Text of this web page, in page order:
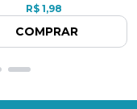
R$ 1,98
COMPRAR